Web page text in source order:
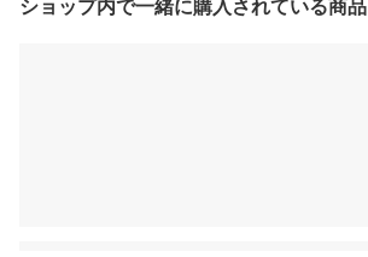
ショップ内で一緒に購入されている商品